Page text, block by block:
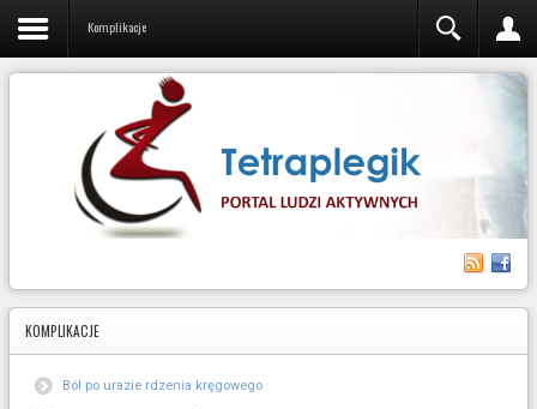
Komplikacje
Video
KOMPLIKACJE
Ból po urazie rdzenia kręgowego